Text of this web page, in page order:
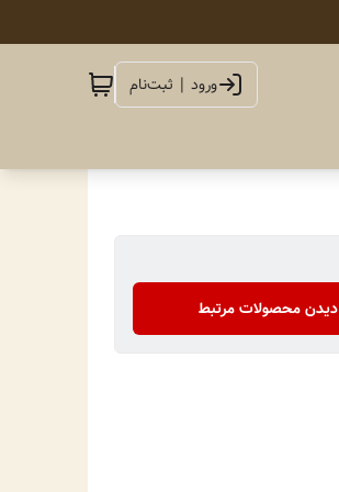
ورود | ثبت‌نام
دیدن محصولات مرتبط